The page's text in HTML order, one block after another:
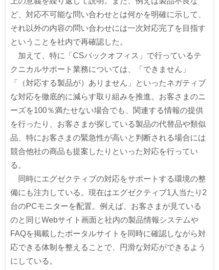
ど、対応不可能な問い合わせとは何かを明確に示して、
それ以外の内容の問い合わせには一次対応完了を目指す
ということを社内で再確認した。
加えて、特に「CSバックオフィス」で行っているテ
クニカルサポート業務については、「できません」
「（対応する製品が）ありません」といったネガティブ
な対応を徹底的に減らす取り組みを推進。お客さまのニ
ーズを100％満たせない場合でも、関連する情報の提供
を行ったり、お客さまが探している製品の代替品や類似
品、特にお客さまの緊急性が高いと判断される場合には
競合他社の商品も提案したりといった対応を行ってい
る。
同時にエグゼクティブの対応をサポートする環境の整
備にも注力している。現在はエグゼクティブ1人当たり2
台のPCモニターを配置。例えば、お客さまが見ている
のと同じWebサイト画面と社内の製品情報システムや
FAQを掲載したポータルサイトを同時に確認しながら対
応できる体制を整えることで、円滑な対応ができるよう
にしている。